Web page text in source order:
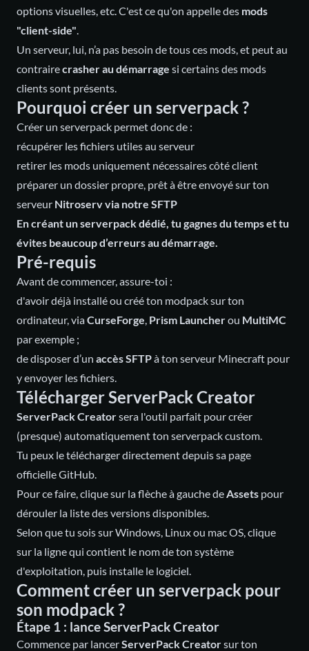
options visuelles, etc. C'est ce qu'on appelle des mods
"client-side".
Un serveur, lui, n’a pas besoin de tous ces mods, et peut au
contrairecrasher au démarrage si certains des mods
clients sont présents.
Pourquoi créer un serverpack ?
Créer un serverpack permet donc de :
récupérer les fichiers utiles au serveur
retirer les mods uniquement nécessaires côté client
préparer un dossier propre, prêt à être envoyé sur ton
serveur Nitroservvia notre SFTP
En créant un serverpack dédié, tu gagnes du temps et tu
évites beaucoup d’erreurs au démarrage.
Pré-requis
Avant de commencer, assure-toi :
d'avoir déjà installé ou créé ton modpack sur ton
ordinateur, viaCurseForge, Prism Launcherou MultiMC
par exemple ;
de disposer d’un accès SFTPà ton serveur Minecraft pour
y envoyer les fichiers.
Télécharger ServerPack Creator
ServerPack Creatorsera l'outil parfait pour créer
(presque) automatiquement ton serverpack custom.
Tu peux le télécharger directementdepuis sa page
officielle GitHub.
Pour ce faire, clique sur la flèche à gauche deAssets pour
dérouler la liste des versions disponibles.
Selon que tu sois sur Windows, Linux ou mac OS, clique
sur la ligne qui contient le nom de ton système
d'exploitation, puis installe le logiciel.
Comment créer un serverpack pour
son modpack ?
Étape 1 : lance ServerPack Creator
Commence par lancerServerPack Creatorsur ton